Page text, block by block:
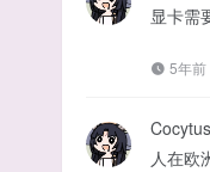
显卡需
5年前
人在欧